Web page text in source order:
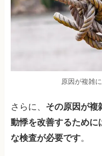
原因が複雑
さらに、 その原因が複
動悸を改善するために
な検査が必要です。